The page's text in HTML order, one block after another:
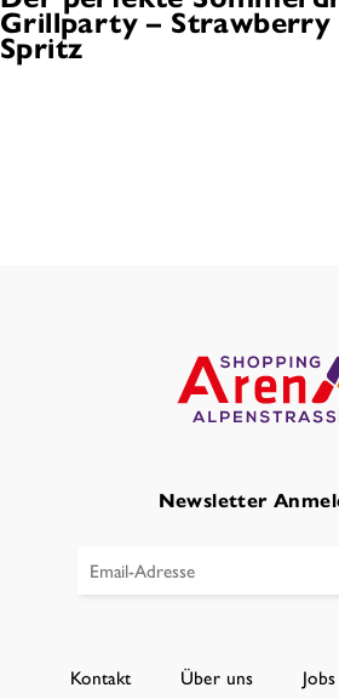
Grillparty – Strawberry
Spritz
Newsletter
Kontakt Über uns Jobs